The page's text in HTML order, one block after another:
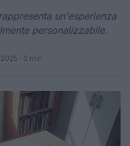
un'esperienza
personalizzabile.
· 3 min